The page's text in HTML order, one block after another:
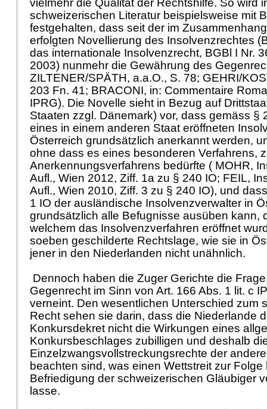
vielmehr die Qualität der Rechtshilfe. So wird
schweizerischen Literatur beispielsweise mit
festgehalten, dass seit der im
erfolgten Novellierung des Insolvenzrechtes
das internationale Insolvenzrecht, BGBl I Nr.
2003) nunmehr die Gewährung des
ZILTENER/SPÄTH, a.a.O., S. 78; GEHRI/
203 Fn. 41; BRACONI, in: Commentaire
IPRG). Die Novelle sieht in Bezug auf
Staaten zzgl. Dänemark) vor, dass gemäss §
eines in einem anderen Staat eröffneten
Österreich grundsätzlich anerkannt werden,
ohne dass es eines besonderen Verfahrens,
Anerkennungsverfahrens bedürfte ( MOHR,
Aufl., Wien 2012, Ziff. 1a zu § 240 IO; FEIL,
Aufl., Wien 2010, Ziff. 3 zu § 240 IO), und
1 IO der ausländische Insolvenzverwalter in
grundsätzlich alle Befugnisse ausüben kann,
welchem das Insolvenzverfahren eröffnet
soeben geschilderte Rechtslage, wie sie in
jener in den Niederlanden nicht unähnlich.
Dennoch haben die Zuger Gerichte die
Gegenrecht im Sinn von Art. 166 Abs. 1 lit. c
verneint. Den wesentlichen Unterschied zum
Recht sehen sie darin, dass die Niederlande
Konkursdekret nicht die Wirkungen eines
Konkursbeschlages zubilligen und deshalb
Einzelzwangsvollstreckungsrechte der
beachten sind, was einen Wettstreit zur
Befriedigung der schweizerischen Gläubiger
lasse.